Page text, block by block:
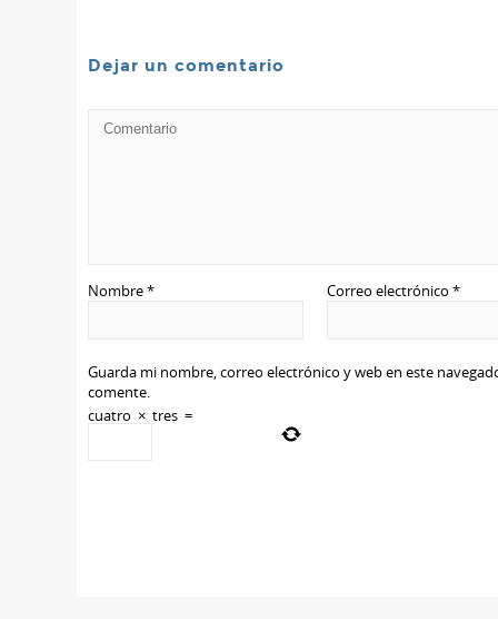
Dejar un comentario
Nombre* Correo electrónico *
Guarda mi nombre, correo electrónico y web en este
comente.
cuatro × tres =